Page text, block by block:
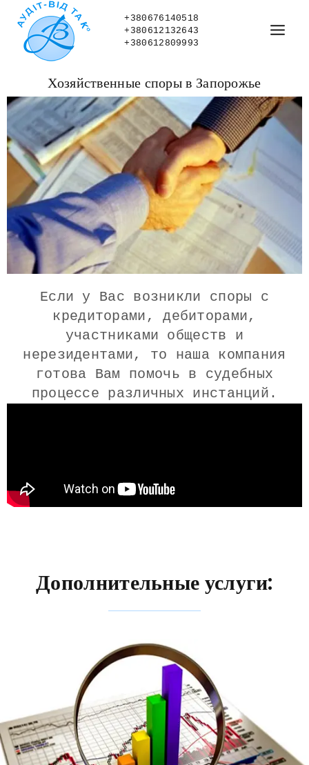
+380676140518
+380612132643
+380612809993
Хозяйственные споры в Запорожье
Если у Вас возникли споры с
кредиторами, дебиторами,
участниками обществ и
нерезидентами, то наша компания
готова Вам помочь в судебных
процессе различных инстанций.
Дополнительные услуги: